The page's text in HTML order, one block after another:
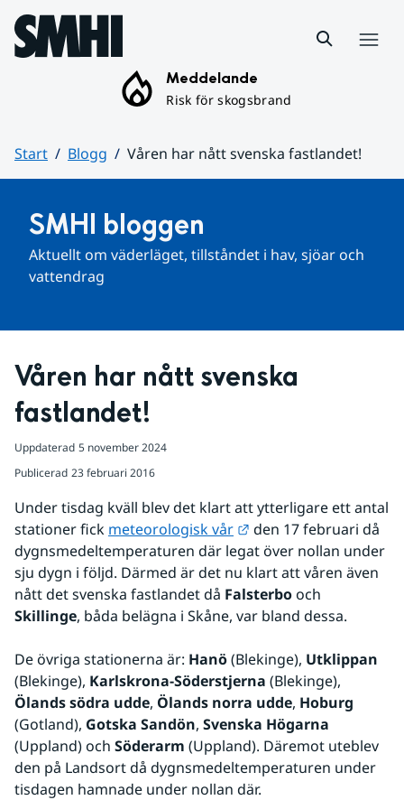
Hoppa till sidans innehåll
Meddelande
Risk för skogsbrand
Start Blogg
Våren har nått svenska fastlandet!
SMHI bloggen
Aktuellt om väderläget, tillståndet i hav, sjöar och
vattendrag
Våren har nått svenska
fastlandet!
Uppdaterad 5 november 2024
Publicerad 23 februari 2016
Under tisdag kväll blev det klart att ytterligare ett antal
stationer fick meteorologisk vår Länk till annan
den 17 februari då
dygnsmedeltemperaturen där legat över nollan under
sju dygn i följd. Därmed är det nu klart att våren även
nått det svenska fastlandet då Falsterbo
Skillinge, båda belägna i Skåne, var bland dessa.
De övriga stationerna är: Hanö (Blekinge), Utklippan
(Blekinge), Karlskrona-Söderstjerna
Ölands södra udde, Ölands norra udde, Hoburg
(Gotland), Gotska Sandön, Svenska Högarna
(Uppland) och Söderarm (Uppland). Däremot uteblev
den på Landsort då dygnsmedeltemperaturen under
tisdagen hamnade under nollan där.